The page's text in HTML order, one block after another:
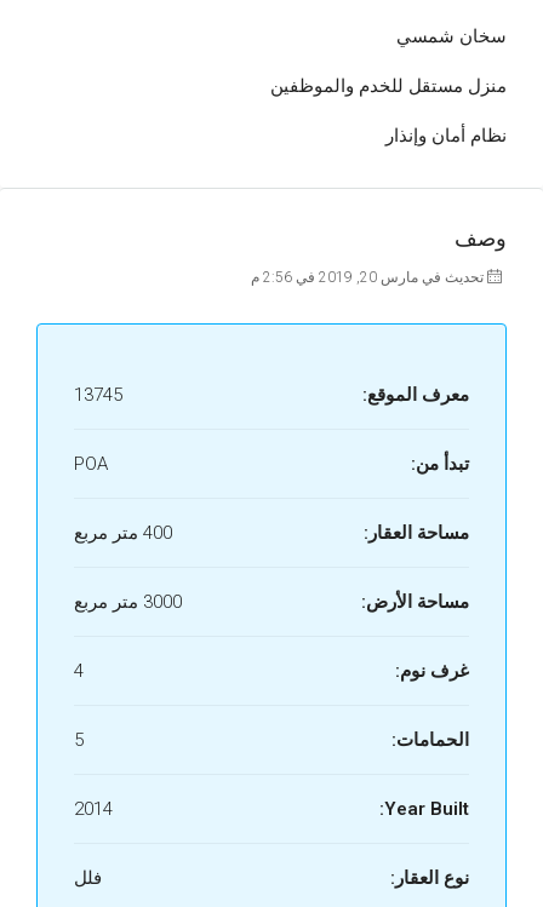
سخان شمسي
منزل مستقل للخدم والموظفين
نظام أمان وإنذار
وصف
تحديث في مارس 20, 2019 في 2:56 م
معرف الموقع: 13745
تبدأ من: POA
مساحة العقار: 400 متر مربع
مساحة الأرض: 3000 متر مربع
غرف نوم: 4
الحمامات: 5
Year Built:
2014
نوع العقار: فلل